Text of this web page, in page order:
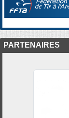
PARTENAIRES